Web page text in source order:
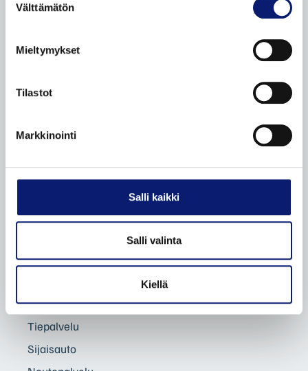
valinta
Välttämätön
Mieltymykset
Tilastot
Markkinointi
Salli kaikki
Salli valinta
Kiellä
Etämyynnin ehdot
VOLVO HUOLTOPALVELUT
Korikorjaamo
Lisävarusteet ja varaosat
Ilmastointilaitteen huolto
Volvo tuulilasin vaihto ja korjaus
Rengaspalvelut
Huolto- ja korjausehdot (PDF)
Tiepalvelu
Sijaisauto